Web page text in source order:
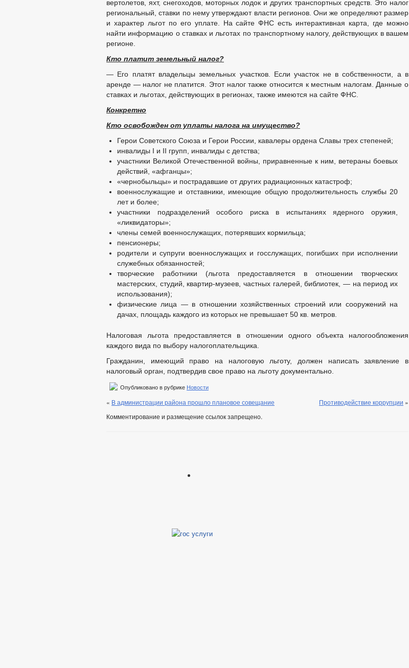
вертолетов, яхт, снегоходов, моторных лодок и других транспортных средств. Это налог
региональный, ставки по нему утверждают власти регионов. Они же определяют размер
и характер льгот по его уплате. На сайте ФНС есть интерактивная карта, где можно
найти информацию о ставках и льготах по транспортному налогу, действующих в вашем
регионе.
Кто платит земельный налог?
— Его платят владельцы земельных участков. Если участок не в собственности, а в
аренде — налог не платится. Этот налог также относится к местным налогам. Данные о
ставках и льготах, действующих в регионах, также имеются на сайте ФНС.
Конкретно
Кто освобожден от уплаты налога на имущество?
Герои Советского Союза и Герои России, кавалеры ордена Славы трех степеней;
инвалиды I и II групп, инвалиды с детства;
участники Великой Отечественной войны, приравненные к ним, ветераны боевых
действий, «афганцы»;
«чернобыльцы» и пострадавшие от других радиационных катастроф;
военнослужащие и отставники, имеющие общую продолжительность службы 20
лет и более;
участники подразделений особого риска в испытаниях ядерного оружия,
«ликвидаторы»;
члены семей военнослужащих, потерявших кормильца;
пенсионеры;
родители и супруги военнослужащих и госслужащих, погибших при исполнении
служебных обязанностей;
творческие работники (льгота предоставляется в отношении творческих
мастерских, студий, квартир-музеев, частных галерей, библиотек, — на период их
использования);
физические лица — в отношении хозяйственных строений или сооружений на
дачах, площадь каждого из которых не превышает 50 кв. метров.
Налоговая льгота предоставляется в отношении одного объекта налогообложения
каждого вида по выбору налогоплательщика.
Гражданин, имеющий право на налоговую льготу, должен написать заявление в
налоговый орган, подтвердив свое право на льготу документально.
Опубликовано в рубрике Новости
« В администрации района прошло плановое совещание Противодействие коррупции »
Комментирование и размещение ссылок запрещено.